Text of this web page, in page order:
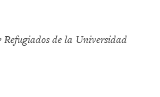
de la Universidad